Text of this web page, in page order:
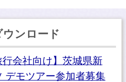
ンロード
行会社向け】茨城県新
デモツアー参加者募集